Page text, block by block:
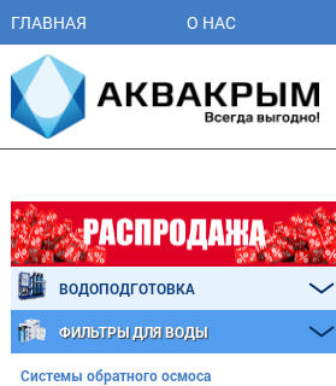
ГЛАВНАЯ О НАС
ВОДОПОДГОТОВКА
ФИЛЬТРЫ ДЛЯ ВОДЫ
Системы обратного осмоса